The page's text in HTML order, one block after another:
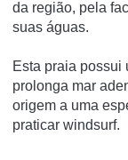
da região, pela
suas águas.
Esta praia possui
prolonga mar
origem a uma
praticar windsurf.